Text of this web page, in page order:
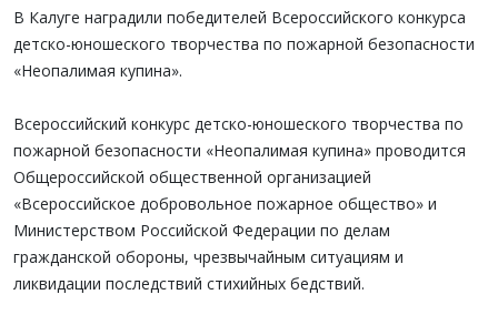
В Калуге наградили победителей Всероссийского конкурса
детско-юношеского творчества по пожарной безопасности
«Неопалимая купина».
Всероссийский конкурс детско-юношеского творчества по
пожарной безопасности «Неопалимая купина» проводится
Общероссийской общественной организацией
«Всероссийское добровольное пожарное общество» и
Министерством Российской Федерации по делам
гражданской обороны, чрезвычайным ситуациям и
ликвидации последствий стихийных бедствий.